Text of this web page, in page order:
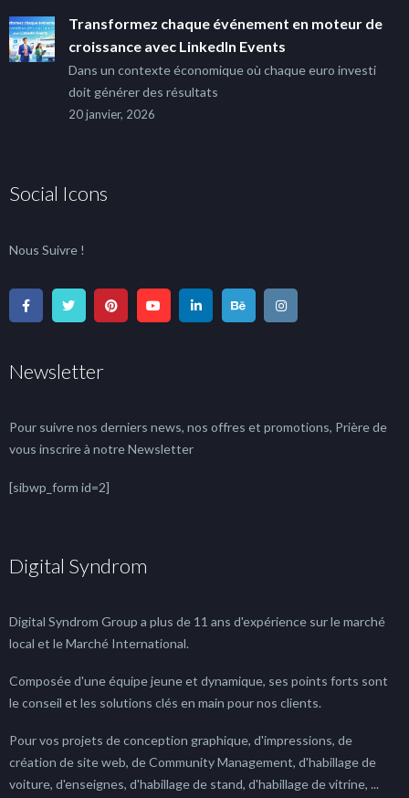
Transformez chaque événement en moteur de
croissance avec LinkedIn Events
Dans un contexte économique où chaque euro investi
doit générer des résultats
20 janvier, 2026
Social Icons
Nous Suivre !
Newsletter
Pour suivre nos derniers news, nos offres et promotions, Prière de
vous inscrire à notre Newsletter
[sibwp_form id=2]
Digital Syndrom
Digital Syndrom Group a plus de 11 ans d'expérience sur le marché
local et le Marché International.
Composée d'une équipe jeune et dynamique, ses points forts sont
le conseil et les solutions clés en main pour nos clients.
Pour vos projets de conception graphique, d'impressions, de
création de site web, de Community Management, d'habillage de
voiture, d'enseignes, d'habillage de stand, d'habillage de vitrine, ...